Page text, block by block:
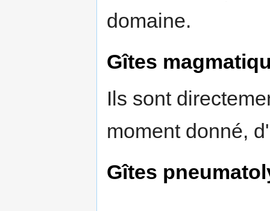
domaine.
Gîtes
Ils sont
moment donné,
Gîtes